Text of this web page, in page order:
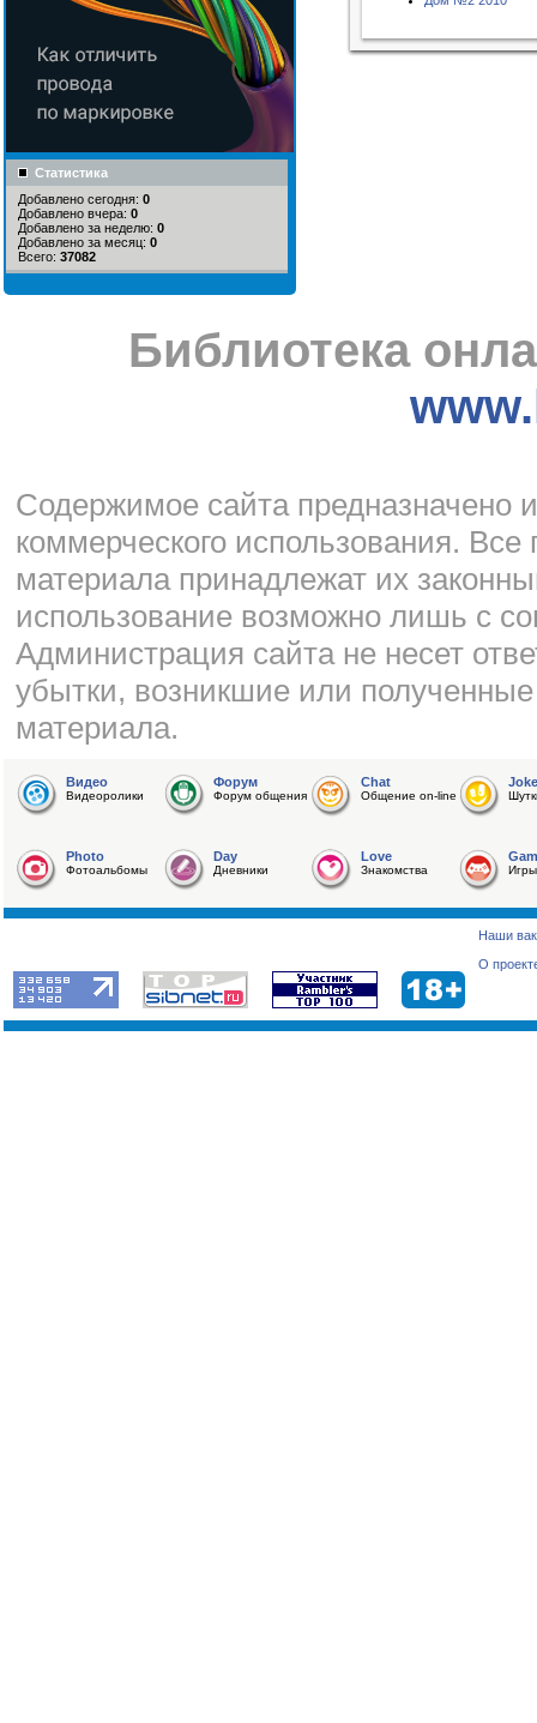
Статистика
Добавлено сегодня: 0
Добавлено вчера: 0
Добавлено за неделю: 0
Добавлено за месяц: 0
Всего: 37082
Библиотека
Cодержимое сайта предназначено
коммерческого использования.
материала принадлежат их
использование возможно лишь с
Администрация сайта не несет
убытки, возникшие или
материала.
Видео
Видеоролики
Форум
Форум общения
Chat
Общение on-line
Joke
Photo
Фотоальбомы
Day
Дневники
Love
Знакомства Игры
Наши
О